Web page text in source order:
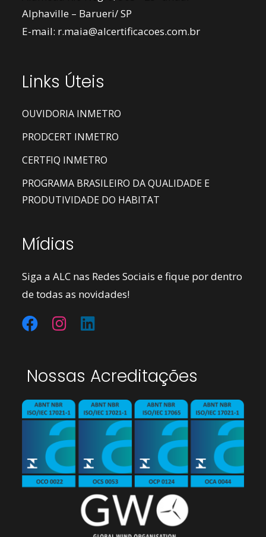
Alphaville – Barueri/ SP
E-mail: r.maia@alcertificacoes.com.br
Links Úteis
OUVIDORIA INMETRO
PRODCERT INMETRO
CERTFIQ INMETRO
PROGRAMA BRASILEIRO DA QUALIDADE E
PRODUTIVIDADE DO HABITAT
Mídias
Siga a ALC nas Redes Sociais e fique por dentro
de todas as novidades!
Nossas Acreditações